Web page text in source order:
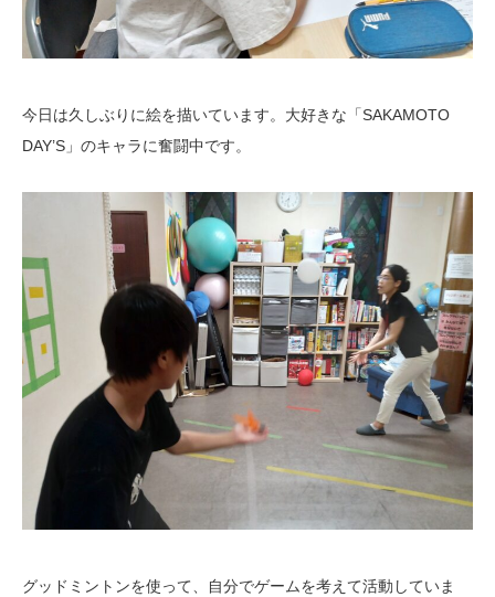
今日は久しぶりに絵を描いています。大好きな「SAKAMOTO
DAY’S」のキャラに奮闘中です。
グッドミントンを使って、自分でゲームを考えて活動していま